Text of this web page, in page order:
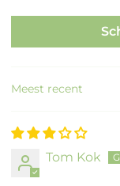
Sort by
Tom Kok